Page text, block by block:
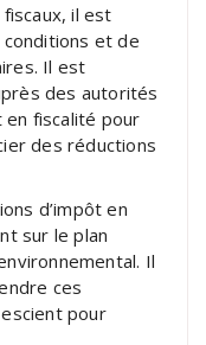
il est
et de
Il est
des autorités
fiscalité pour
des réductions
d’impôt en
sur le plan
Il
ces
pour